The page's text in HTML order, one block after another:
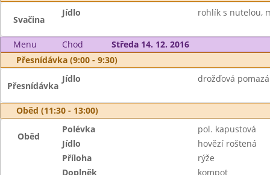
Svačina
Jídlo rohlík s nutelou,
Menu Chod
Středa 14. 12. 2016
Přesnídávka (9:00 - 9:30)
Přesnídávka
Jídlo drožďová
Oběd (11:30 - 13:00)
Oběd
Polévka
pol. kapustová
Jídlo
hovězí roštená
Příloha
rýže
Doplněk
kompot